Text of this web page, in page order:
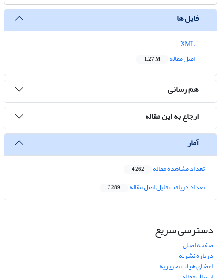
فایل ها
اصل مقاله
1.27 M
هم رسانی
ارجاع به این مقاله
آمار
تعداد مشاهده مقاله 4,262
تعداد دریافت فایل اصل مقاله 3,289
دسترسی سریع
صفحه اصلی
درباره نشریه
اعضای هیات تحریریه